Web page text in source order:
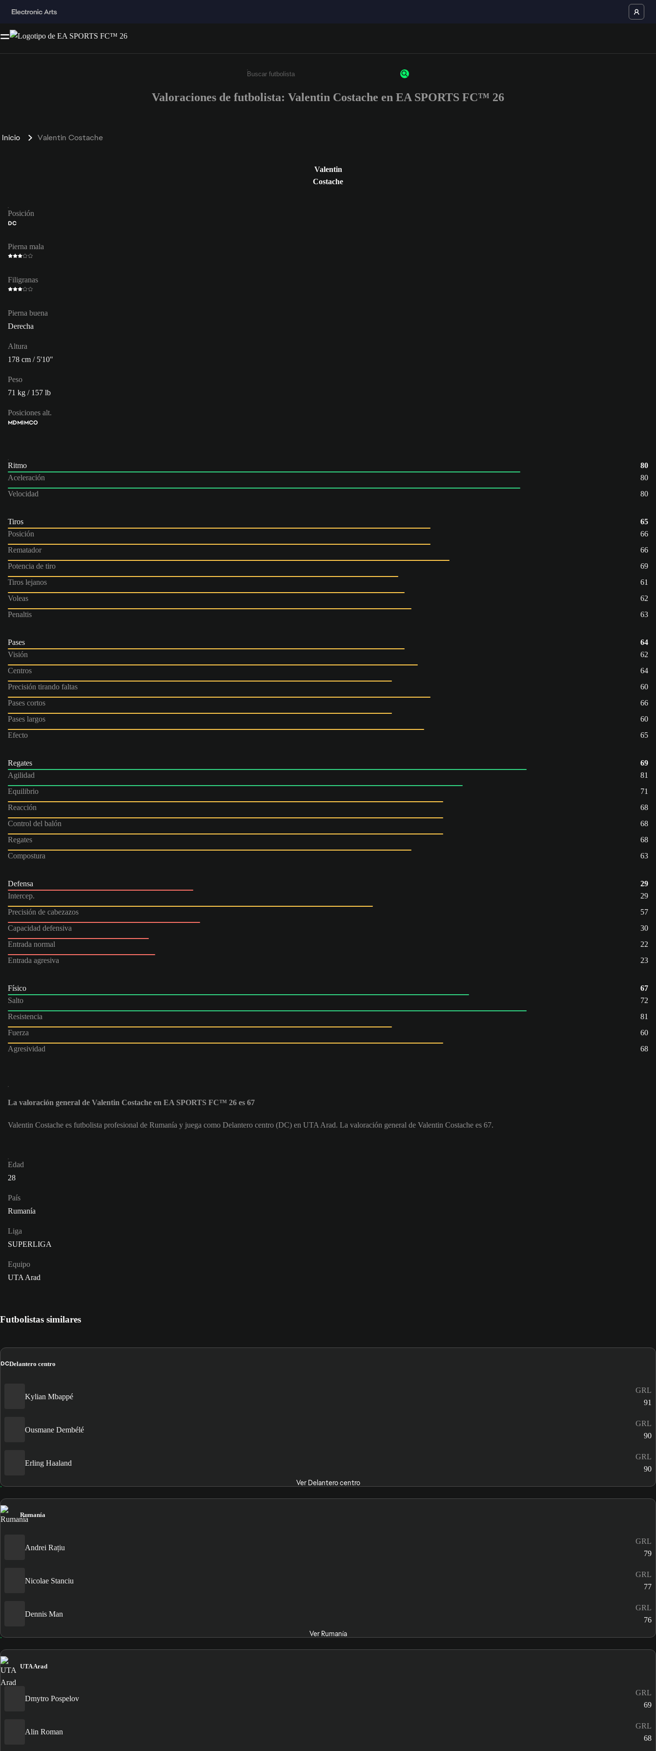
Escribe un mínimo de 3 caracteres o números.
Valoraciones de futbolista: Valentin Costache en EA SPORTS FC™ 26
Inicio Valentin Costache
Valentin
Costache
Posición
DC
Pierna mala
Filigranas
Pierna buena
Derecha
Altura
178 cm / 5'10"
Peso
71 kg / 157 lb
Posiciones alt.
MDMIMCO
Ritmo
80
Aceleración
80
Velocidad
80
Tiros
65
Posición
66
Rematador
66
Potencia de tiro
69
Tiros lejanos
61
Voleas
62
Penaltis
63
Pases
64
Visión
62
Centros
64
Precisión tirando faltas
60
Pases cortos
66
Pases largos
60
Efecto
65
Regates
69
Agilidad
81
Equilibrio
71
Reacción
68
Control del balón
68
Regates
68
Compostura
63
Defensa
29
Intercep.
29
Precisión de cabezazos
57
Capacidad defensiva
30
Entrada normal
22
Entrada agresiva
23
Físico
67
Salto
72
Resistencia
81
Fuerza
60
Agresividad
68
La valoración general de Valentin Costache en EA SPORTS FC™ 26 es 67
Valentin Costache es futbolista profesional de Rumanía y juega como Delantero centro (DC) en UTA Arad. La valoración general de Valentin Costache es 67.
Edad
28
País
Rumanía
Liga
SUPERLIGA
Equipo
UTA Arad
Futbolistas similares
DCDelantero centro
Kylian Mbappé
GRL
91
Ousmane Dembélé
GRL
90
Erling Haaland
GRL
90
Ver Delantero centro
Rumanía
Andrei Rațiu
GRL
79
Nicolae Stanciu
GRL
77
Dennis Man
GRL
76
Ver Rumanía
UTA Arad
Dmytro Pospelov
GRL
69
Alin Roman
GRL
68